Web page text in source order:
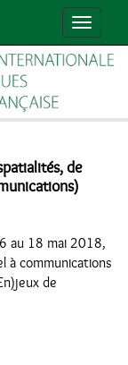
de
au 18 mai 2018,
à communications
de